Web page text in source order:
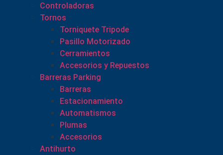
Controladoras
Tornos
Torniquete Tripode
Pasillo Motorizado
Cerramientos
Accesorios y Repuestos
Barreras Parking
Barreras
Estacionamiento
Automatismos
Plumas
Accesorios
Antihurto